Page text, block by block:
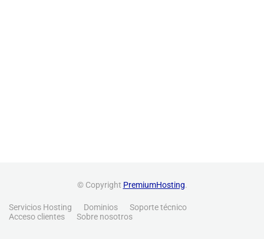
© Copyright PremiumHosting.
Servicios Hosting Dominios
Soporte técnico
Acceso clientes
Sobre nosotros